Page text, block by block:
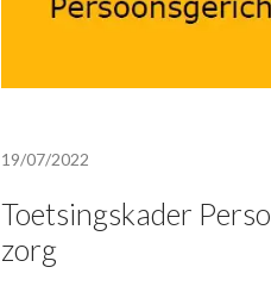
19/07/2022
Toetsingskader
zorg